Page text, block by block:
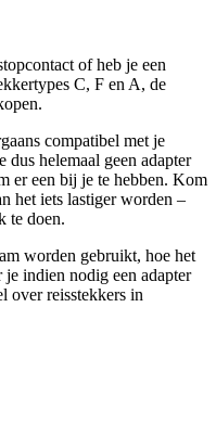
of heb je een
C, F en A, de
compatibel met je
dus helemaal geen adapter
er een bij je te hebben. Kom
het iets lastiger worden –
te doen.
worden gebruikt, hoe het
indien nodig een adapter
over reisstekkers in